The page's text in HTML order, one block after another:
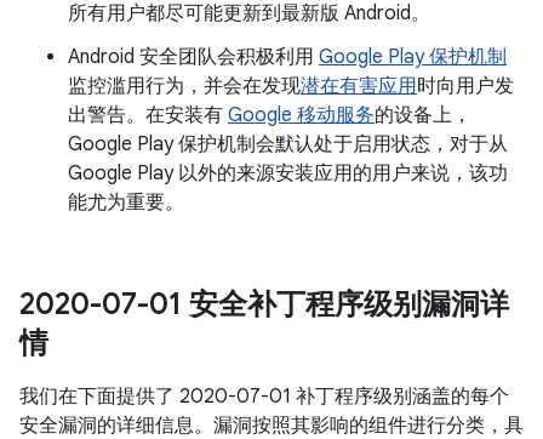
所有用户都尽可能更新到最新版 Android。
Android 安全团队会积极利用 Google Play 保护机制
监控滥用行为，并会在发现潜在有害应用时向用户发
出警告。在安装有 Google 移动服务的设备上，
Google Play 保护机制会默认处于启用状态，对于从
Google Play 以外的来源安装应用的用户来说，该功
能尤为重要。
2020-07-01 安全补丁程序级别漏洞详
情
我们在下面提供了 2020-07-01 补丁程序级别涵盖的每个
安全漏洞的详细信息。漏洞按照其影响的组件进行分类，具